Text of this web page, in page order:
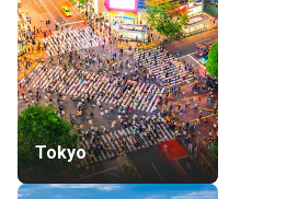
Tokyo